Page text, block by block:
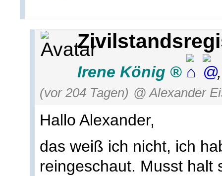
Irene König
(vor 204 Tagen) @ Alexander
Hallo Alexander,
das weiß ich nicht, ich
reingeschaut. Musst halt